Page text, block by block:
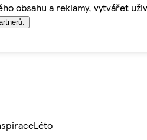
obsahu a reklamy, vytvářet
Léto